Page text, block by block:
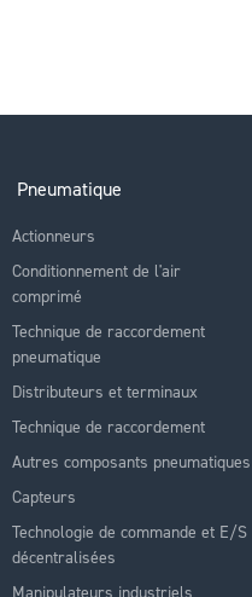
Pneumatique
Actionneurs
Conditionnement de l'air
comprimé
Technique de raccordement
pneumatique
Distributeurs et terminaux
Technique de raccordement
Autres composants pneumatiques
Capteurs
Technologie de commande et E/S
décentralisées
Manipulateurs industriels